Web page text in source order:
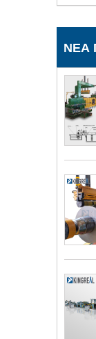
ΝΈΑ